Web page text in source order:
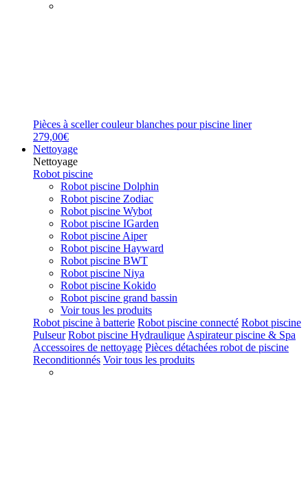
Pièces à sceller couleur blanches pour piscine liner
279,00€
Nettoyage
Nettoyage
Robot piscine
Robot piscine Dolphin
Robot piscine Zodiac
Robot piscine Wybot
Robot piscine IGarden
Robot piscine Aiper
Robot piscine Hayward
Robot piscine BWT
Robot piscine Niya
Robot piscine Kokido
Robot piscine grand bassin
Voir tous les produits
Robot piscine à batterie Robot piscine connecté Robot piscine
Pulseur Robot piscine Hydraulique Aspirateur piscine & Spa
Accessoires de nettoyage Pièces détachées robot de piscine
Reconditionnés Voir tous les produits